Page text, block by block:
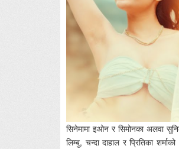
सिनेमामा इओन र सिमोनका अलवा
लिम्बु, चन्दा दाहाल र प्रितिका